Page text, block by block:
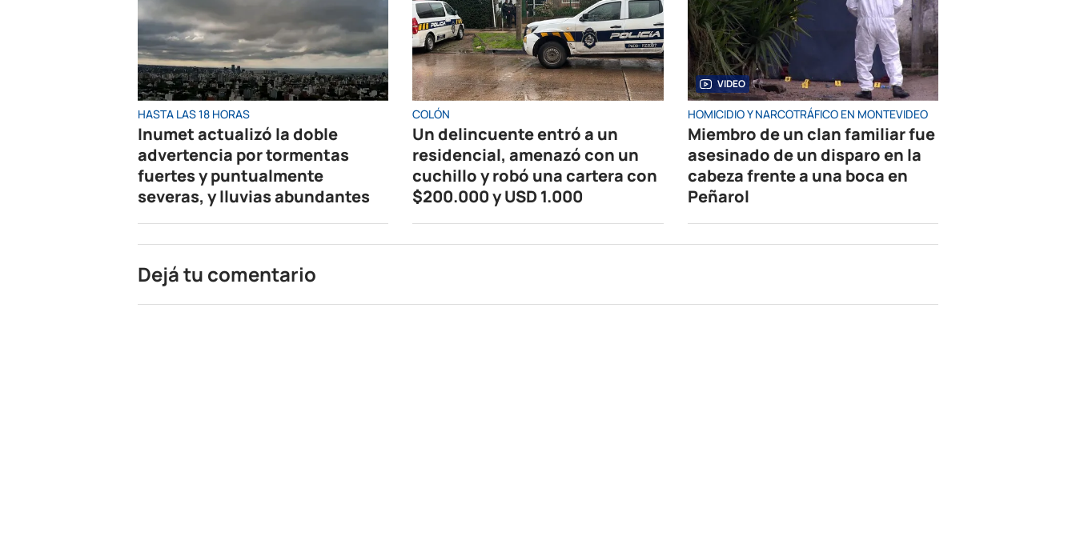
HASTA LAS 18 HORAS
Inumet actualizó la doble
advertencia por tormentas
fuertes y puntualmente
severas, y lluvias abundantes
COLÓN
Un delincuente entró a un
residencial, amenazó con un
cuchillo y robó una cartera con
$200.000 y USD 1.000
VIDEO
HOMICIDIO Y NARCOTRÁFICO EN MONTEVIDEO
Miembro de un clan familiar fue
asesinado de un disparo en la
cabeza frente a una boca en
Peñarol
Dejá tu comentario